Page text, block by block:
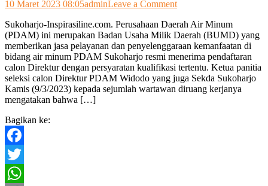
10 Maret 2023 08:05adminLeave a Commenton
Calon
Direktur
PDAM
Minim
Peserta
Sukoharjo-Inspirasiline.com. Perusahaan Daerah Air Minum
(PDAM) ini merupakan Badan Usaha Milik Daerah (BUMD) yang
memberikan jasa pelayanan dan penyelenggaraan kemanfaatan di
bidang air minum PDAM Sukoharjo resmi menerima pendaftaran
calon Direktur dengan persyaratan kualifikasi tertentu. Ketua panitia
seleksi calon Direktur PDAM Widodo yang juga Sekda Sukoharjo
Kamis (9/3/2023) kepada sejumlah wartawan diruang kerjanya
mengatakan bahwa […]
Bagikan ke:
Facebook
Twitter